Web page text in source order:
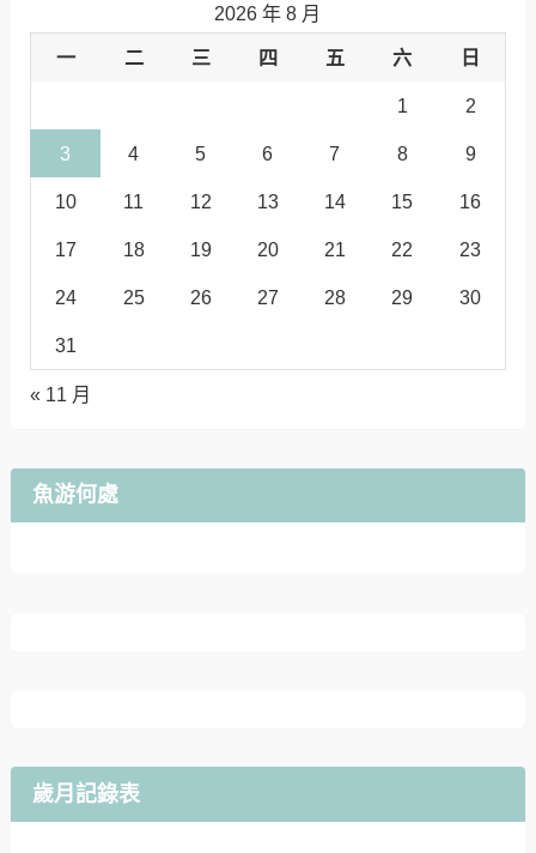
2026 年 8 月
一 二 三 四 五 六 日
1 2
3 4 5 6 7 8 9
10 11 12 13 14 15 16
17 18 19 20 21 22 23
24 25 26 27 28 29 30
31
« 11 月
魚游何處
歲月記錄表